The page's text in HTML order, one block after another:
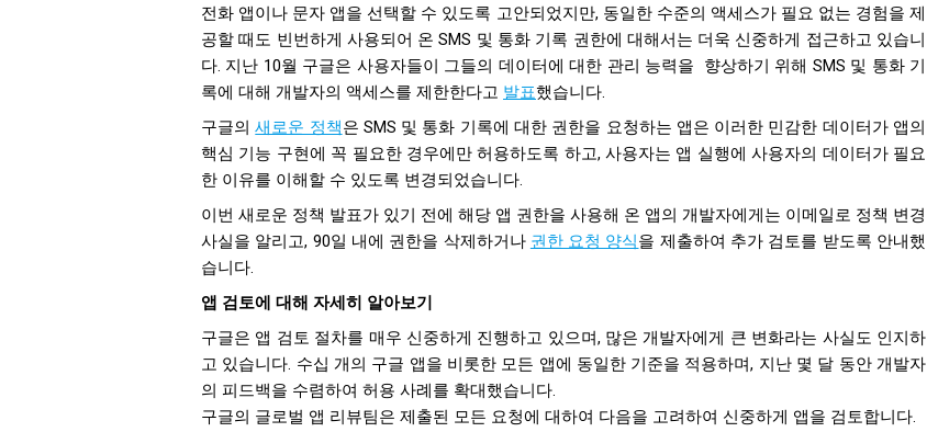
전화 앱이나 문자 앱을 선택할 수 있도록 고안되었지만, 동일한 수준의 액세스가 필요 없는 경험을 제
공할 때도 빈번하게 사용되어 온 SMS 및 통화 기록 권한에 대해서는 더욱 신중하게 접근하고 있습니
다. 지난 10월 구글은 사용자들이 그들의 데이터에 대한 관리 능력을 향상하기 위해 SMS 및 통화 기
록에 대해 개발자의 액세스를 제한한다고 발표했습니다.
구글의새로운 정책은 SMS 및 통화 기록에 대한 권한을 요청하는 앱은 이러한 민감한 데이터가 앱의
핵심 기능 구현에 꼭 필요한 경우에만 허용하도록 하고, 사용자는 앱 실행에 사용자의 데이터가 필요
한 이유를 이해할 수 있도록 변경되었습니다.
이번 새로운 정책 발표가 있기 전에 해당 앱 권한을 사용해 온 앱의 개발자에게는 이메일로 정책 변경
사실을 알리고, 90일 내에 권한을 삭제하거나 권한 요청 양식을 제출하여 추가 검토를 받도록 안내했
습니다.
앱 검토에 대해 자세히 알아보기
구글은 앱 검토 절차를 매우 신중하게 진행하고 있으며, 많은 개발자에게 큰 변화라는 사실도 인지하
고 있습니다. 수십 개의 구글 앱을 비롯한 모든 앱에 동일한 기준을 적용하며, 지난 몇 달 동안 개발자
의 피드백을 수렴하여 허용 사례를 확대했습니다.
구글의 글로벌 앱 리뷰팀은 제출된 모든 요청에 대하여 다음을 고려하여 신중하게 앱을 검토합니다.